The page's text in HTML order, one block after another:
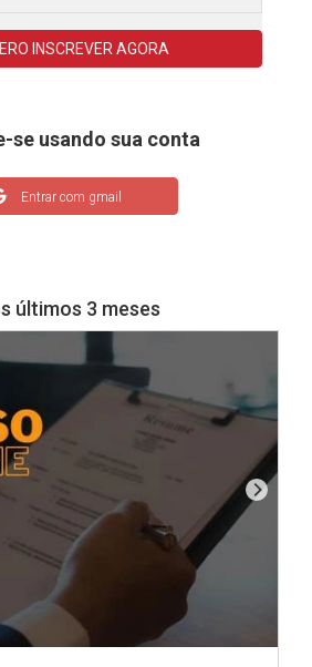
INSCREVER AGORA
se usando sua conta
Entrar com gmail
últimos 3 meses